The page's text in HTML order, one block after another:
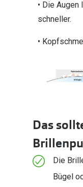
• Die
schneller.
•
Das
Die
Bügel